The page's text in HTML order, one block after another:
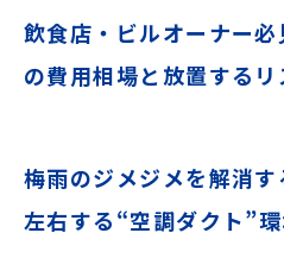
飲食店・ビルオーナー
の費用相場と放置するリ
梅雨のジメジメを解消
左右する“空調ダクト”